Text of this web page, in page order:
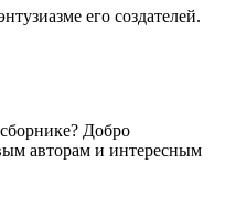
его создателей.
Добро
авторам и интересным